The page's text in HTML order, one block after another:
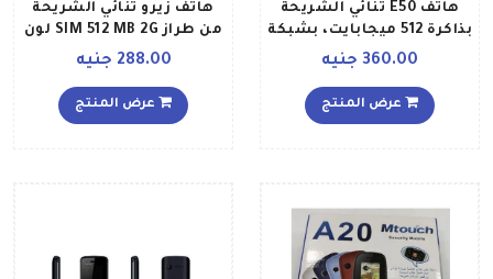
هاتف E50 ثنائي الشريحة
بذاكرة 512 ميجابايت، بشبكة
الجيل الثاني، بلون أسود
360.00 جنيه
عرض المنتج
هاتف زيرو ثنائي الشريحة
من طراز SIM 512 MB 2G لون
أسود
288.00 جنيه
عرض المنتج